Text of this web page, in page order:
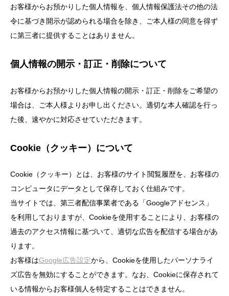
お客様からお預かりした個人情報を、個人情報保護法その他の法
令に基づき開示が認められる場合を除き、ご本人様の同意を得ず
に第三者に提供することはありません。
個人情報の開示・訂正・削除について
お客様からお預かりした個人情報の開示・訂正・削除をご希望の
場合は、ご本人様よりお申し出ください。適切な本人確認を行っ
た後、速やかに対応させていただきます。
Cookie（クッキー）について
Cookie（クッキー）とは、お客様のサイト閲覧履歴を、お客様の
コンピュータにデータとして保存しておく仕組みです。
当サイトでは、第三者配信事業者である「Googleアドセンス」
を利用しておりますが、Cookieを使用することにより、お客様の
過去のアクセス情報に基づいて、適切な広告を配信する場合があ
ります。
お客様はGoogle広告設定から、Cookieを使用したパーソナライ
ズ広告を無効にすることができます。なお、Cookieに保存されて
いる情報からお客様個人を特定することはできません。